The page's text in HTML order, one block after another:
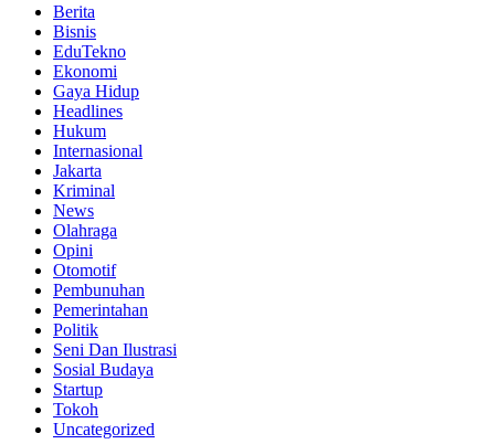
Berita
Bisnis
EduTekno
Ekonomi
Gaya Hidup
Headlines
Hukum
Internasional
Jakarta
Kriminal
News
Olahraga
Opini
Otomotif
Pembunuhan
Pemerintahan
Politik
Seni Dan Ilustrasi
Sosial Budaya
Startup
Tokoh
Uncategorized